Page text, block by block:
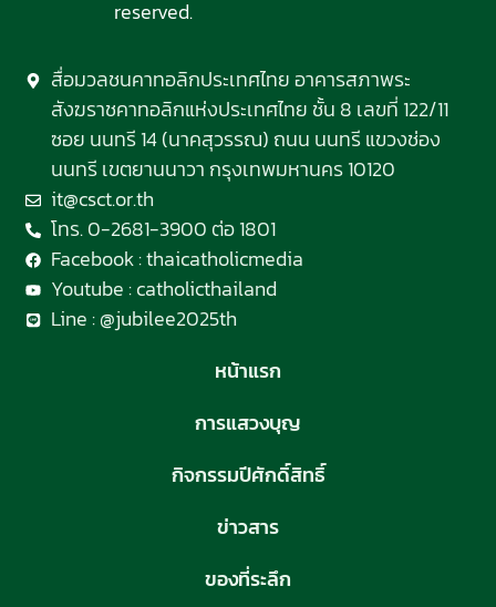
reserved.
สื่อมวลชนคาทอลิกประเทศไทย อาคารสภาพระ
สังฆราชคาทอลิกแห่งประเทศไทย ชั้น 8 เลขที่ 122/11
ซอย นนทรี 14 (นาคสุวรรณ) ถนน นนทรี แขวงช่อง
นนทรี เขตยานนาวา กรุงเทพมหานคร 10120
it@csct.or.th
โทร. 0-2681-3900 ต่อ 1801
Facebook : thaicatholicmedia
Youtube : catholicthailand
Line : @jubilee2025th
หน้าแรก
การแสวงบุญ
กิจกรรมปีศักดิ์สิทธิ์
ข่าวสาร
ของที่ระลึก